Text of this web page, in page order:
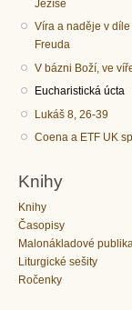
Ježíše
Víra a naděje v
Freuda
V bázni Boží, ve
Eucharistická úcta
Lukáš 8, 26-39
Coena a ETF UK
Knihy
Knihy
Časopisy
Malonákladové
Liturgické sešity
Ročenky